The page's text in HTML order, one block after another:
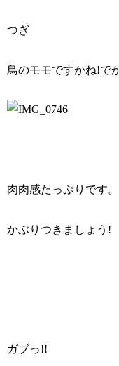
つぎ
鳥のモモですかね!で
肉肉感たっぷりです。
かぶりつきましょう!
ガブっ!!